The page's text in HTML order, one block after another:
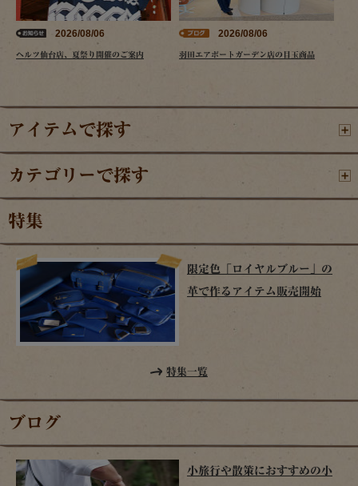
2026/08/06
ヘルツ仙台店、夏祭り開催のご案内
2026/08/06
羽田エアポートガーデン店の目玉商品
アイテムで探す
カテゴリーで探す
特集
限定色「ロイヤルブルー」の
革で作るアイテム販売開始
特集一覧
ブログ
小旅行や散策におすすめの小